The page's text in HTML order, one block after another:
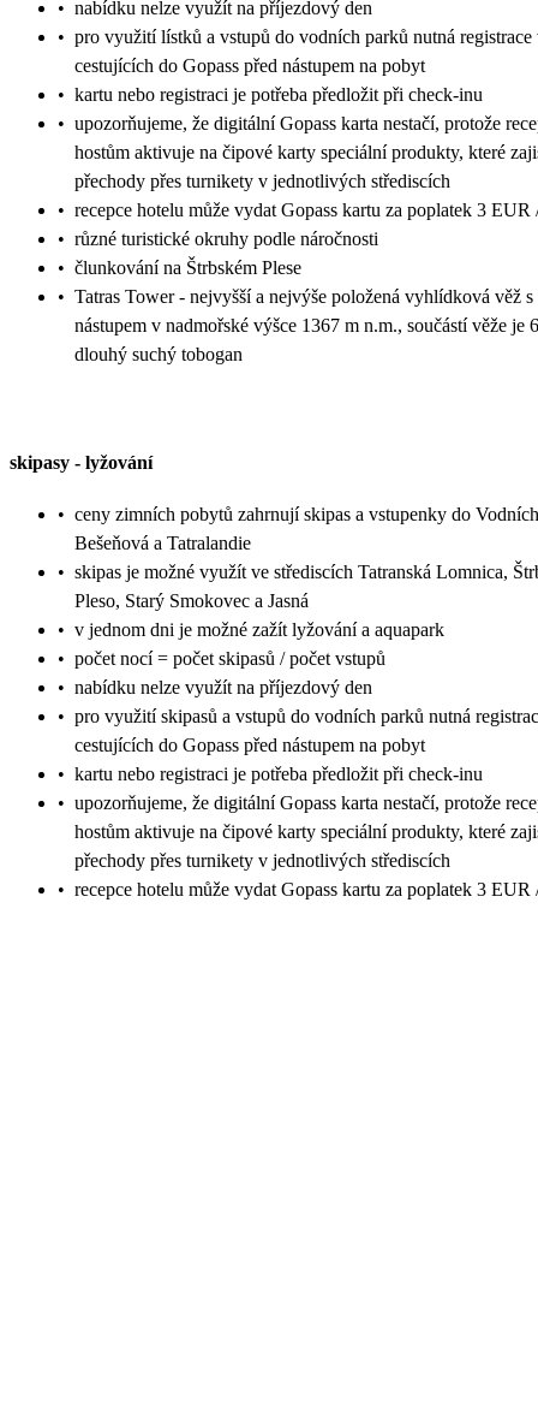
• nabídku nelze využít na příjezdový den
• pro využití lístků a vstupů do vodních parků nutná registrace
cestujících do Gopass před nástupem na pobyt
• kartu nebo registraci je potřeba předložit při check-inu
• upozorňujeme, že digitální Gopass karta nestačí, protože
hostům aktivuje na čipové karty speciální produkty, které
přechody přes turnikety v jednotlivých střediscích
• recepce hotelu může vydat Gopass kartu za poplatek 3 EUR
• různé turistické okruhy podle náročnosti
• člunkování na Štrbském Plese
• Tatras Tower - nejvyšší a nejvýše položená vyhlídková věž s
nástupem v nadmořské výšce 1367 m n.m., součástí věže je
dlouhý suchý tobogan
skipasy - lyžování
• ceny zimních pobytů zahrnují skipas a vstupenky do
Bešeňová a Tatralandie
• skipas je možné využít ve střediscích Tatranská Lomnica,
Pleso, Starý Smokovec a Jasná
• v jednom dni je možné zažít lyžování a aquapark
• počet nocí = počet skipasů / počet vstupů
• nabídku nelze využít na příjezdový den
• pro využití skipasů a vstupů do vodních parků nutná
cestujících do Gopass před nástupem na pobyt
• kartu nebo registraci je potřeba předložit při check-inu
• upozorňujeme, že digitální Gopass karta nestačí, protože
hostům aktivuje na čipové karty speciální produkty, které
přechody přes turnikety v jednotlivých střediscích
• recepce hotelu může vydat Gopass kartu za poplatek 3 EUR